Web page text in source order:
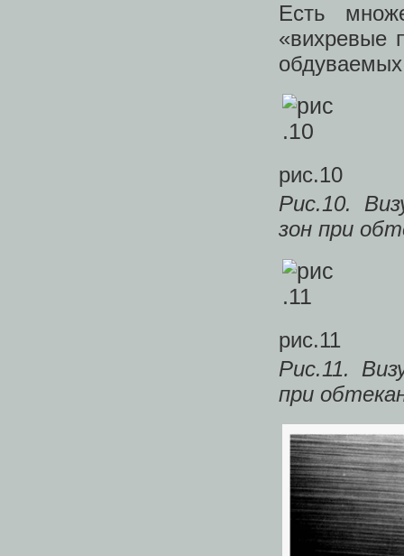
Есть
«вихревые
рис.10
Рис.10.
зон при
рис.11
Рис.11.
при